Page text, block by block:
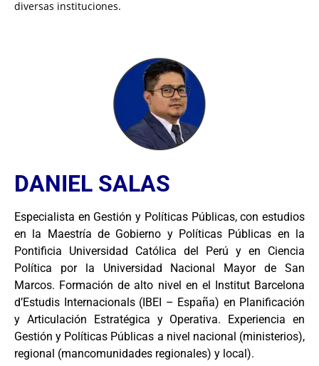
diversas instituciones.
DANIEL SALAS
Especialista en Gestión y Políticas Públicas, con estudios
en la Maestría de Gobierno y Políticas Públicas en la
Pontificia Universidad Católica del Perú y en Ciencia
Política por la Universidad Nacional Mayor de San
Marcos. Formación de alto nivel en el Institut Barcelona
d’Estudis Internacionals (IBEI – España) en Planificación
y Articulación Estratégica y Operativa. Experiencia en
Gestión y Políticas Públicas a nivel nacional (ministerios),
regional (mancomunidades regionales) y local).